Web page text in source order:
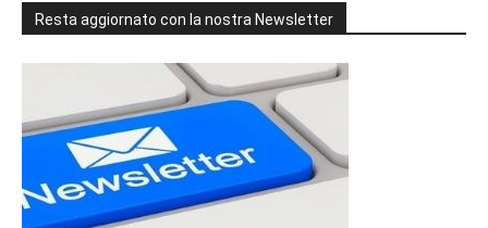
Resta aggiornato con la nostra Newsletter